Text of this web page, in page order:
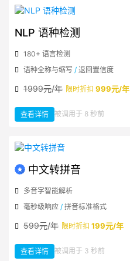
义
相
似
检
测
NLP 语种检测
180+ 语言检测
语种全称与缩写 / 返回置信度
1999元/年 限时折扣 999元/年
查看详情 ：
NLP
测
被调用于 8 秒前
中文转拼音
多音字智能解析
毫秒级响应 / 拼音标准格式
599元/年 限时折扣 199元/年
查看详情 ：
中
被调用于 3 秒前